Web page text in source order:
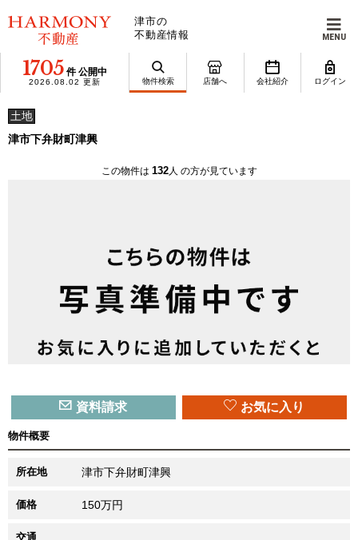
津市の
不動産情報
MENU
1705 件 公開中
2026.08.02 更新 物件検索 店舗へ 会社紹介 ログイン
土地
津市下弁財町津興
この物件は 132人 の方が見ています
資料請求 お気に入り
物件概要
所在地 津市下弁財町津興
価格 150万円
交通